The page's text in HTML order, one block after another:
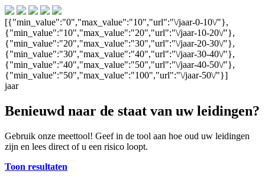
[{"min_value":"0","max_value":"10","url":"\/jaar-0-10\/"},
{"min_value":"10","max_value":"20","url":"\/jaar-10-20\/"},
{"min_value":"20","max_value":"30","url":"\/jaar-20-30\/"},
{"min_value":"30","max_value":"40","url":"\/jaar-30-40\/"},
{"min_value":"40","max_value":"50","url":"\/jaar-40-50\/"},
{"min_value":"50","max_value":"100","url":"\/jaar-50\/"}]
jaar
Benieuwd naar de staat van uw leidingen?
Gebruik onze meettool! Geef in de tool aan hoe oud uw leidingen
zijn en lees direct of u een risico loopt.
Toon resultaten